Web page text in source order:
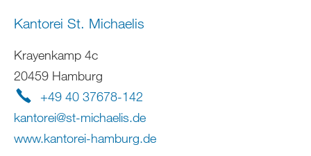
Kantorei St. Michaelis
Krayenkamp 4c
20459 Hamburg
+49 40 37678-142
kantorei@st-michaelis.de
www.kantorei-hamburg.de